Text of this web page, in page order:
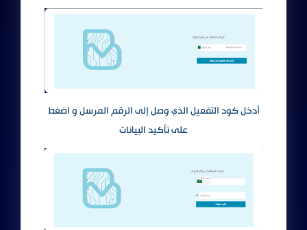
أدخل كود التفعيل الذي وصل إلى الرقم المرسل و اضغط
على تأكيد البيانات